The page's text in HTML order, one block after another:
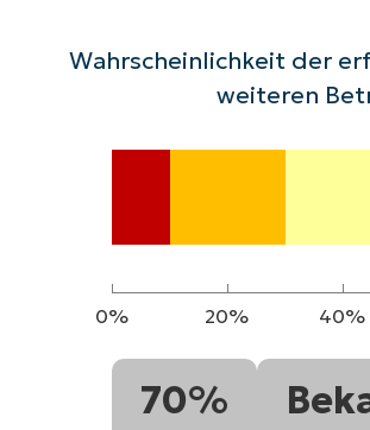
VERTRIEB KONTAKTIEREN
VERTRIEB KONTAKTIEREN
VERTRIEB KONTAKTIEREN
Wahrscheinlichkeit der
weiteren
0% 20% 40%
70%